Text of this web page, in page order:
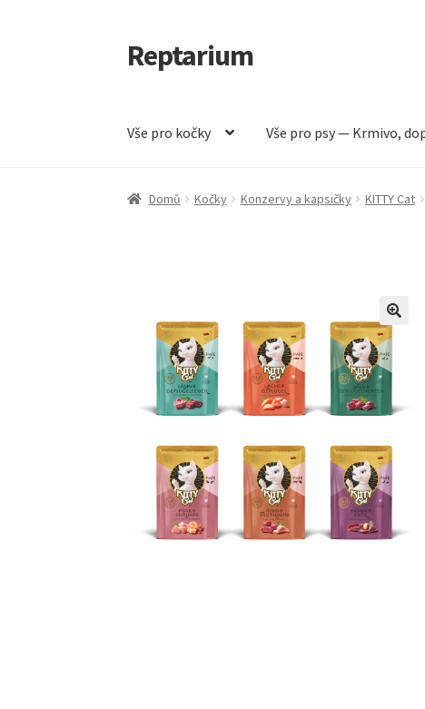
Přeskočit
na
Přejít
k
Reptarium
Vše pro kočky Vše pro psy — Krmivo,
Úvodní stránka Košík Malá zvířata — Klece,
Domů Kočky Konzervy a kapsičky KITTY Cat